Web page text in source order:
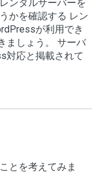
ンタルサーバーを
かを確認する レン
が利用でき
ましょう。 サーバ
対応と掲載されて
とを考えてみま